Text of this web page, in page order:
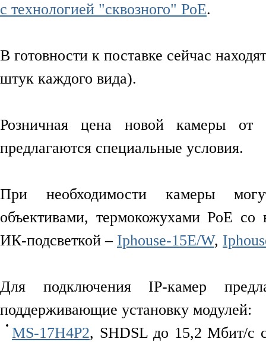
с технологией "сквозного" PoE.
В готовности к поставке сейчас
штук каждого вида).
Розничная цена новой камеры от
предлагаются специальные условия.
При необходимости камеры
объективами, термокожухами PoE
ИК-подсветкой – Iphouse-15E/W,
Для подключения IP-камер
поддерживающие установку модулей:
MS-17H4P2, SHDSL до 15,2 Мбит/c